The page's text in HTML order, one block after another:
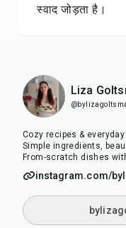
स्वाद जोड़ता है।
Liza
Cozy recipes &
Simple ingredients,
From-scratch dishes
instagram.com/